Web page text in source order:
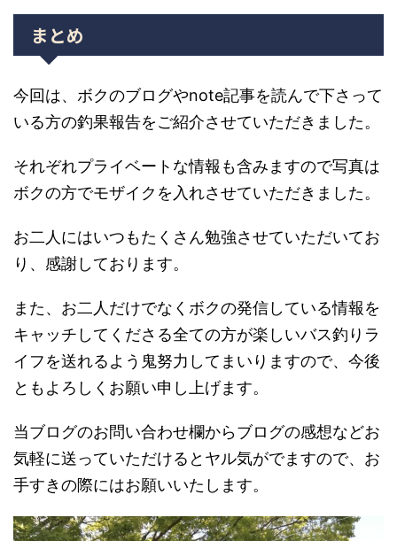
まとめ
今回は、ボクのブログやnote記事を読んで下さって
いる方の釣果報告をご紹介させていただきました。
それぞれプライベートな情報も含みますので写真は
ボクの方でモザイクを入れさせていただきました。
お二人にはいつもたくさん勉強させていただいてお
り、感謝しております。
また、お二人だけでなくボクの発信している情報を
キャッチしてくださる全ての方が楽しいバス釣りラ
イフを送れるよう鬼努力してまいりますので、今後
ともよろしくお願い申し上げます。
当ブログのお問い合わせ欄からブログの感想などお
気軽に送っていただけるとヤル気がでますので、お
手すきの際にはお願いいたします。